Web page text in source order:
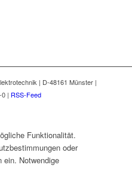
| D-48161 Münster |
| RSS-Feed
Funktionalität.
oder
ein. Notwendige